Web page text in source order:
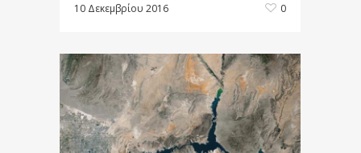
10 Δεκεμβρίου 2016 0